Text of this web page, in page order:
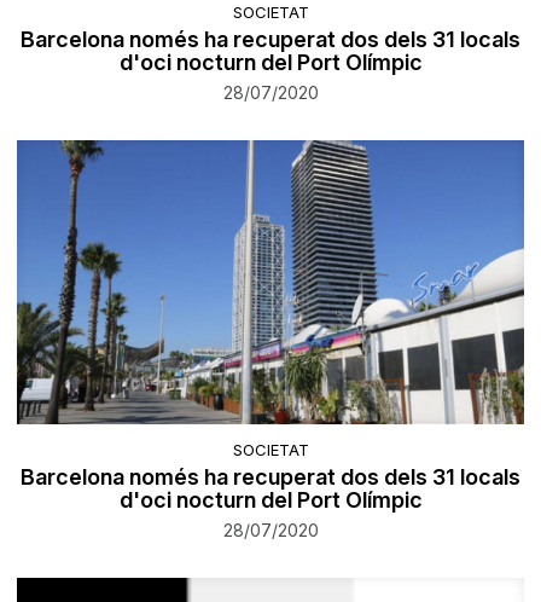
SOCIETAT
Barcelona només ha recuperat dos dels 31 locals
d'oci nocturn del Port Olímpic
28/07/2020
SOCIETAT
Barcelona només ha recuperat dos dels 31 locals
d'oci nocturn del Port Olímpic
28/07/2020